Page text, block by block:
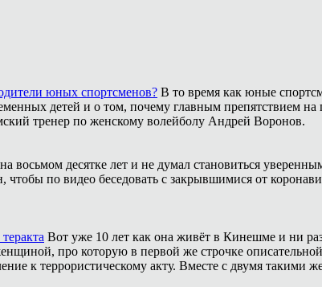
юных спортсменов? В то время как юные
детей и о том, почему главным препятствием
тренер по женскому волейболу Андрей Воронов.
восьмом десятке лет и не думал становиться
по видео беседовать с закрывшимися от
Вот уже 10 лет как она живёт в Кинешме и ни
про которую в первой же строчке
к террористическому акту. Вместе с двумя такими